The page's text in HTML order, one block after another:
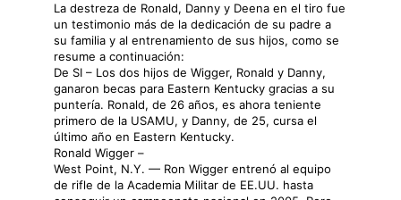
La destreza de Ronald, Danny y Deena en el tiro fue
un testimonio más de la dedicación de su padre a
su familia y al entrenamiento de sus hijos, como se
resume a continuación:
De SI – Los dos hijos de Wigger, Ronald y Danny,
ganaron becas para Eastern Kentucky gracias a su
puntería. Ronald, de 26 años, es ahora teniente
primero de la USAMU, y Danny, de 25, cursa el
último año en Eastern Kentucky.
Ronald Wigger –
West Point, N.Y. — Ron Wigger entrenó al equipo
de rifle de la Academia Militar de EE.UU. hasta